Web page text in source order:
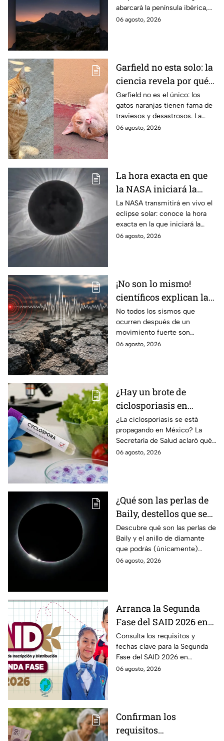
los que será parcial
abarcará la península ibérica,
por lo que solo podrá
06 agosto, 2026
Garfield no esta solo: la
ciencia revela por qué
los gatos naranjas
tienen tanta fama de
hacer "desastres"
Garfield no es el único: los
gatos naranjas tienen fama de
traviesos y desastrosos. La
ciencia explica qué hay detrás
06 agosto, 2026
La hora exacta en que
la NASA iniciará la
transmisión en vivo
del eclipse solar
La NASA transmitirá en vivo el
eclipse solar: conoce la hora
exacta en la que iniciará la
cobertura para no perderte de
06 agosto, 2026
¡No son lo mismo!
científicos explican las
diferencias entre
enjambre sísmico y
réplicas
No todos los sismos que
ocurren después de un
movimiento fuerte son
réplicas. Científicos explican
06 agosto, 2026
¿Hay un brote de
ciclosporiasis en
México? Salud rompe
el silencio tras 33 casos
detectados
¿La ciclosporiasis se está
propagando en México? La
Secretaría de Salud aclaró qué
ocurre tras la detección de 33
06 agosto, 2026
¿Qué son las perlas de
Baily, destellos que se
podrán ver
ÚNICAMENTE durante
el eclipse solar 2026 del
12 de agosto?
Descubre qué son las perlas de
Baily y el anillo de diamante
que podrás (únicamente)
observar durante el eclipse
06 agosto, 2026
Arranca la Segunda
Fase del SAID 2026 en
Edomex para grados
intermedios: Fechas
clave y requisitos para
cambios de escuela
Consulta los requisitos y
fechas clave para la Segunda
Fase del SAID 2026 en
Edomex y asegura el traslado
06 agosto, 2026
Confirman los
requisitos